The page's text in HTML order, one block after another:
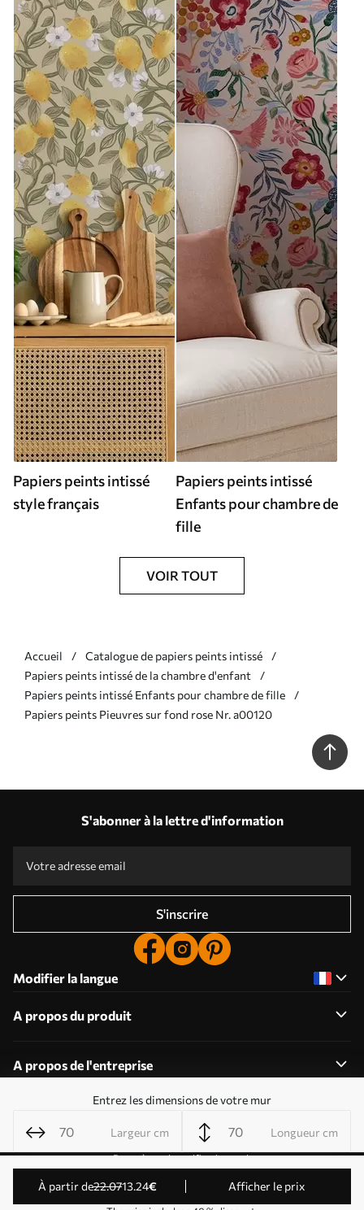
Entrez les dimensions de votre mur
Largeur cm Longueur cm
à partir de22.0713.24€ Afficher le prix
Papiers peints intissé
style français
Papiers peints intissé
Enfants pour chambre de
fille
VOIR TOUT
Accueil
Catalogue de papiers peints intissé
Papiers peints intissé de la chambre d'enfant
Papiers peints intissé Enfants pour chambre de fille
Papiers peints Pieuvres sur fond rose Nr. a00120
S'abonner à la lettre d'information
S'inscrire
Modifier la langue
A propos du produit
A propos de l'entreprise
Modifier les autorisations relatives aux cookies
Paramètres de notification push
© 2011-2026 Uwalls . Tous droits réservés. Exploité par
KLW Sp. z o.o. Numéro de TVA : PL9223057591.